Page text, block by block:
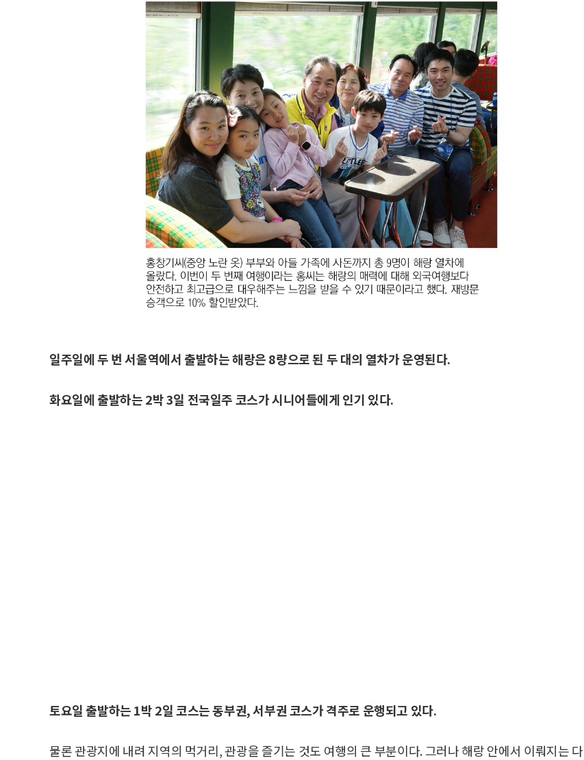
일주일에 두 번 서울역에서 출발하는 해랑은 8량으로 된 두 대의 열차가 운영된다.
화요일에 출발하는 2박 3일 전국일주 코스가 시니어들에게 인기 있다.
토요일 출발하는 1박 2일 코스는 동부권, 서부권 코스가 격주로 운행되고 있다.
물론 관광지에 내려 지역의 먹거리, 관광을 즐기는 것도 여행의 큰 부분이다. 그러나 해랑 안에서 이뤄지는 다